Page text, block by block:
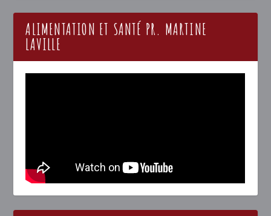
ALIMENTATION ET SANTÉ PR. MARTINE
LAVILLE